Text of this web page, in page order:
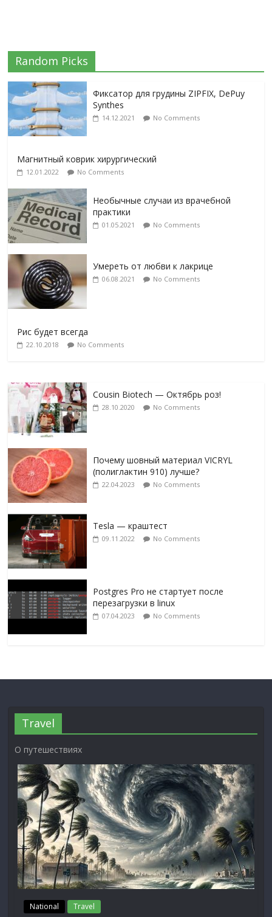
Random Picks
Фиксатор для грудины ZIPFIX, DePuy
Synthes
14.12.2021 No Comments
Магнитный коврик хирургический
12.01.2022 No Comments
Необычные случаи из врачебной
практики
01.05.2021 No Comments
Умереть от любви к лакрице
06.08.2021 No Comments
Рис будет всегда
22.10.2018 No Comments
Cousin Biotech — Октябрь роз!
28.10.2020 No Comments
Почему шовный материал VICRYL
(полиглактин 910) лучше?
22.04.2023 No Comments
Tesla — краштест
09.11.2022 No Comments
Postgres Pro не стартует после
перезагрузки в linux
07.04.2023 No Comments
Travel
О путешествиях
National Travel